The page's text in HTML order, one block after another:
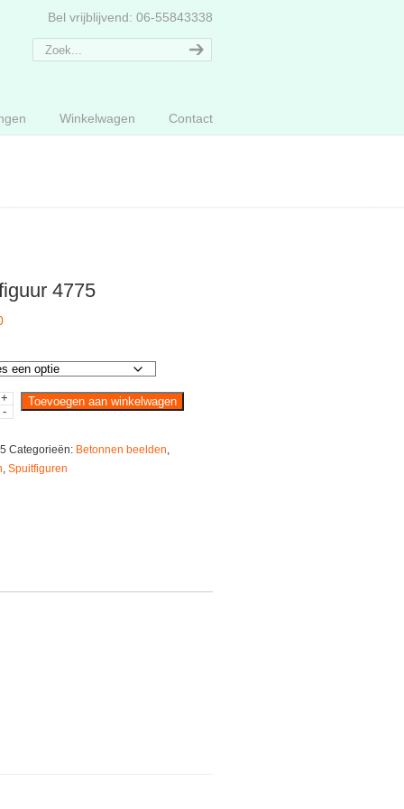
Bel vrijblijvend: 06-55843338
Winkelwagen Contact
4775
+
-
Toevoegen aan winkelwagen
Categorieën: Betonnen beelden,
, Spuitfiguren